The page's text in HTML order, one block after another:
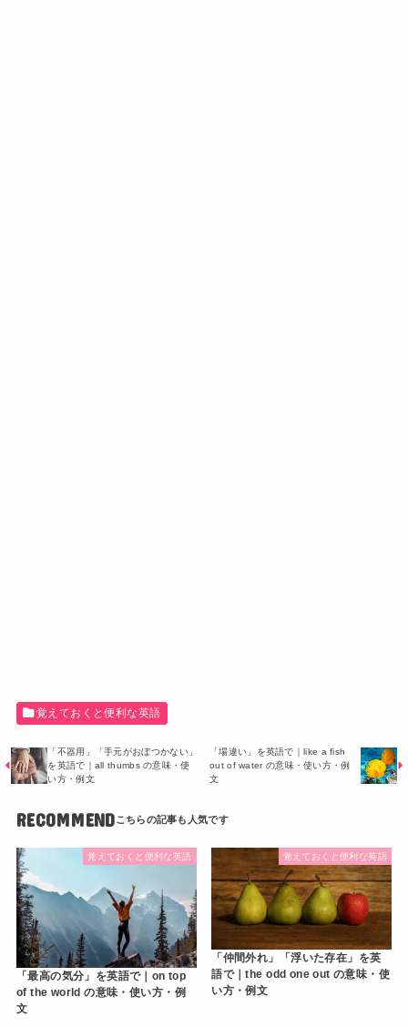
覚えておくと便利な英語
「不器用」「手元がおぼつかない」
を英語で｜all thumbs の意味・使
い方・例文
「場違い」を英語で｜like a fish
out of water の意味・使い方・例
文
RECOMMEND
覚えておくと便利な英語
「最高の気分」を英語で｜on top
of the world の意味・使い方・例
文
覚えておくと便利な英語
「仲間外れ」「浮いた存在」を英
語で｜the odd one out の意味・使
い方・例文